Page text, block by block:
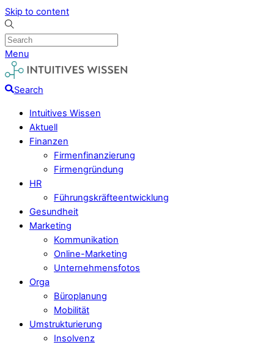
Skip to content
Menu
Search
Intuitives Wissen
Aktuell
Finanzen
Firmenfinanzierung
Firmengründung
HR
Führungskräfteentwicklung
Gesundheit
Marketing
Kommunikation
Online-Marketing
Unternehmensfotos
Orga
Büroplanung
Mobilität
Umstrukturierung
Insolvenz